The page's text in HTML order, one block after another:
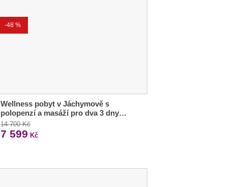
-48 %
Wellness pobyt v Jáchymově s
polopenzí a masáží pro dva 3 dny…
14 700 Kč
7 599 Kč